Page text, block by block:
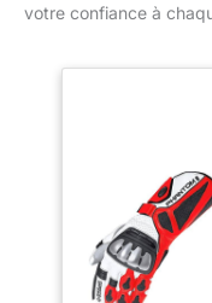
votre confiance à